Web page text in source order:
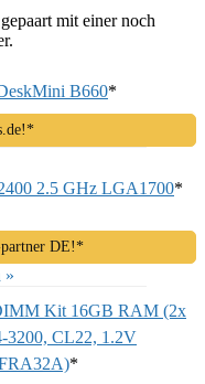
mit einer noch
B660*
2.5 GHz LGA1700*
DE!*
»
Kit 16GB RAM (2x
3200, CL22, 1.2V
*